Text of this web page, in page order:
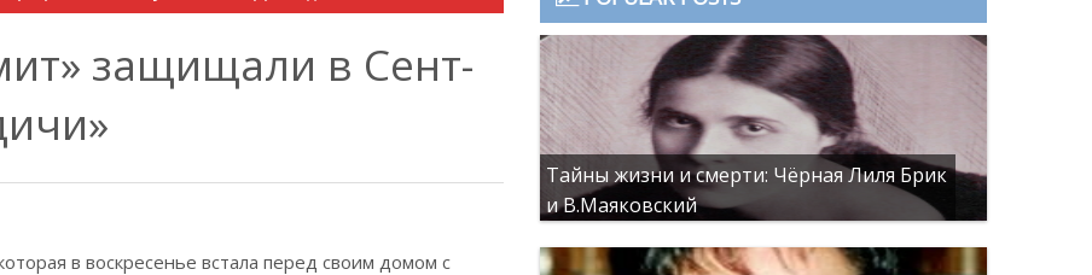
защищали в Сент-
в воскресенье встала перед своим домом с
Тайны жизни и смерти: Чёрная Лиля Брик
и В.Маяковский